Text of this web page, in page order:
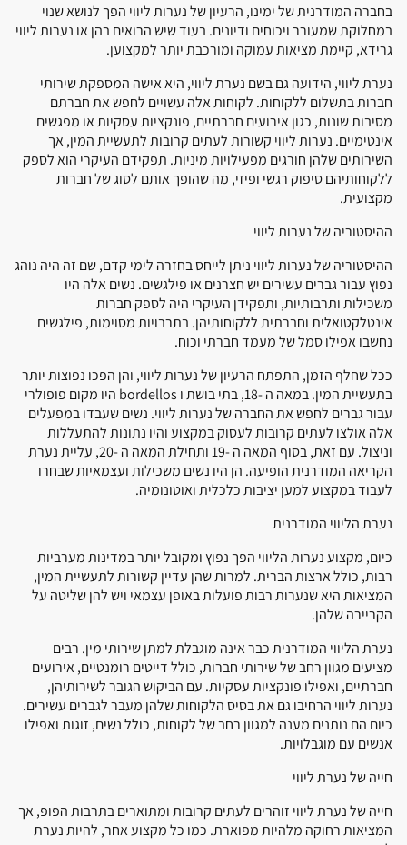
בחברה המודרנית של ימינו, הרעיון של נערות ליווי הפך לנושא שנוי
במחלוקת שמעורר ויכוחים ודיונים. בעוד שיש הרואים בהן או נערות ליווי
גרידא, קיימת מציאות עמוקה ומורכבת יותר למקצוען.
נערת ליווי, הידועה גם בשם נערת ליווי, היא אישה המספקת שירותי
חברות בתשלום ללקוחות. לקוחות אלה עשויים לחפש את חברתם
מסיבות שונות, כגון אירועים חברתיים, פונקציות עסקיות או מפגשים
אינטימיים. נערות ליווי קשורות לעתים קרובות לתעשיית המין, אך
השירותים שלהן חורגים מפעילויות מיניות. תפקידם העיקרי הוא לספק
ללקוחותיהם סיפוק רגשי ופיזי, מה שהופך אותם לסוג של חברות
מקצועית.
ההיסטוריה של נערות ליווי
ההיסטוריה של נערות ליווי ניתן לייחס בחזרה לימי קדם, שם זה היה נוהג
נפוץ עבור גברים עשירים יש חצרנים או פילגשים. נשים אלה היו
משכילות ותרבותיות, ותפקידן העיקרי היה לספק חברות
אינטלקטואלית וחברתית ללקוחותיהן. בתרבויות מסוימות, פילגשים
נחשבו אפילו סמל של מעמד חברתי וכוח.
ככל שחלף הזמן, התפתח הרעיון של נערות ליווי, והן הפכו נפוצות יותר
בתעשיית המין. במאה ה -18, בתי בושת ו bordellos היו מקום פופולרי
עבור גברים לחפש את החברה של נערות ליווי. נשים שעבדו במפעלים
אלה אולצו לעתים קרובות לעסוק במקצוע והיו נתונות להתעללות
וניצול. עם זאת, בסוף המאה ה -19 ותחילת המאה ה -20, עליית נערת
הקריאה המודרנית הופיעה. הן היו נשים משכילות ועצמאיות שבחרו
לעבוד במקצוע למען יציבות כלכלית ואוטונומיה.
נערת הליווי המודרנית
כיום, מקצוע נערות הליווי הפך נפוץ ומקובל יותר במדינות מערביות
רבות, כולל ארצות הברית. למרות שהן עדיין קשורות לתעשיית המין,
המציאות היא שנערות רבות פועלות באופן עצמאי ויש להן שליטה על
הקריירה שלהן.
נערת הליווי המודרנית כבר אינה מוגבלת למתן שירותי מין. רבים
מציעים מגוון רחב של שירותי חברות, כולל דייטים רומנטיים, אירועים
חברתיים, ואפילו פונקציות עסקיות. עם הביקוש הגובר לשירותיהן,
נערות ליווי הרחיבו גם את בסיס הלקוחות שלהן מעבר לגברים עשירים.
כיום הם נותנים מענה למגוון רחב של לקוחות, כולל נשים, זוגות ואפילו
אנשים עם מוגבלויות.
חייה של נערת ליווי
חייה של נערת ליווי זוהרים לעתים קרובות ומתוארים בתרבות הפופ, אך
המציאות רחוקה מלהיות מפוארת. כמו כל מקצוע אחר, להיות נערת